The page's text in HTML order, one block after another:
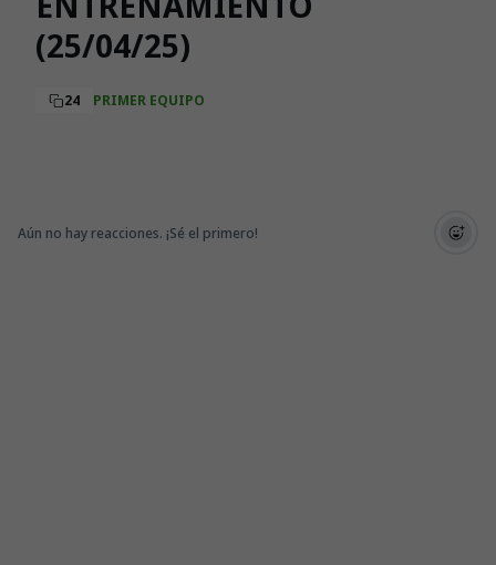
(25/04/25)
24 PRIMER EQUIPO
Aún no hay reacciones. ¡Sé el primero!